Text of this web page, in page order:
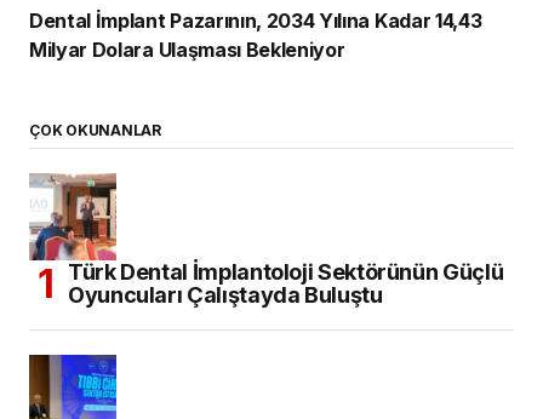
Dental İmplant Pazarının, 2034 Yılına Kadar 14,43
Milyar Dolara Ulaşması Bekleniyor
ÇOK OKUNANLAR
Türk Dental İmplantoloji Sektörünün Güçlü
Oyuncuları Çalıştayda Buluştu